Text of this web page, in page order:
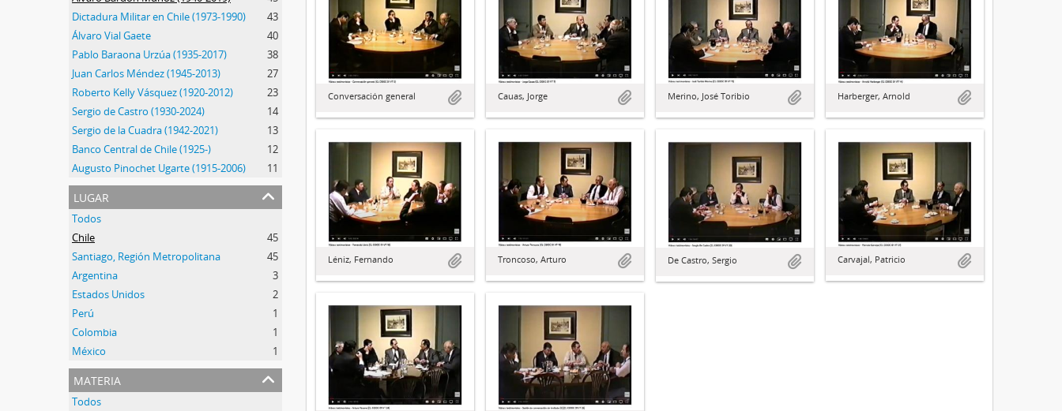
Dictadura Militar en Chile (1973-1990)
43
Álvaro Vial Gaete
40
Pablo Baraona Urzúa (1935-2017)
38
Juan Carlos Méndez (1945-2013)
27
Roberto Kelly Vásquez (1920-2012)
23
Sergio de Castro (1930-2024)
14
Sergio de la Cuadra (1942-2021)
13
Banco Central de Chile (1925-)
12
Augusto Pinochet Ugarte (1915-2006)
11
lugar
Todos
Chile
45
Santiago, Región Metropolitana
45
Argentina
3
Estados Unidos
2
Perú
1
Colombia
1
México
1
materia
Todos
Conversación general Cauas, Jorge Merino, José Toribio Harberger, Arnold
Léniz, Fernando Troncoso, Arturo De Castro, Sergio Carvajal, Patricio